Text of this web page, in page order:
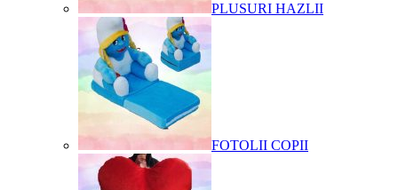
PLUSURI HAZLII
FOTOLII COPII